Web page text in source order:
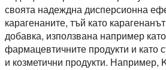
своята надеждна дисперсионна
карагенаните, тъй като
добавка, използвана например
фармацевтичните продукти и като
и козметични продукти. Например,